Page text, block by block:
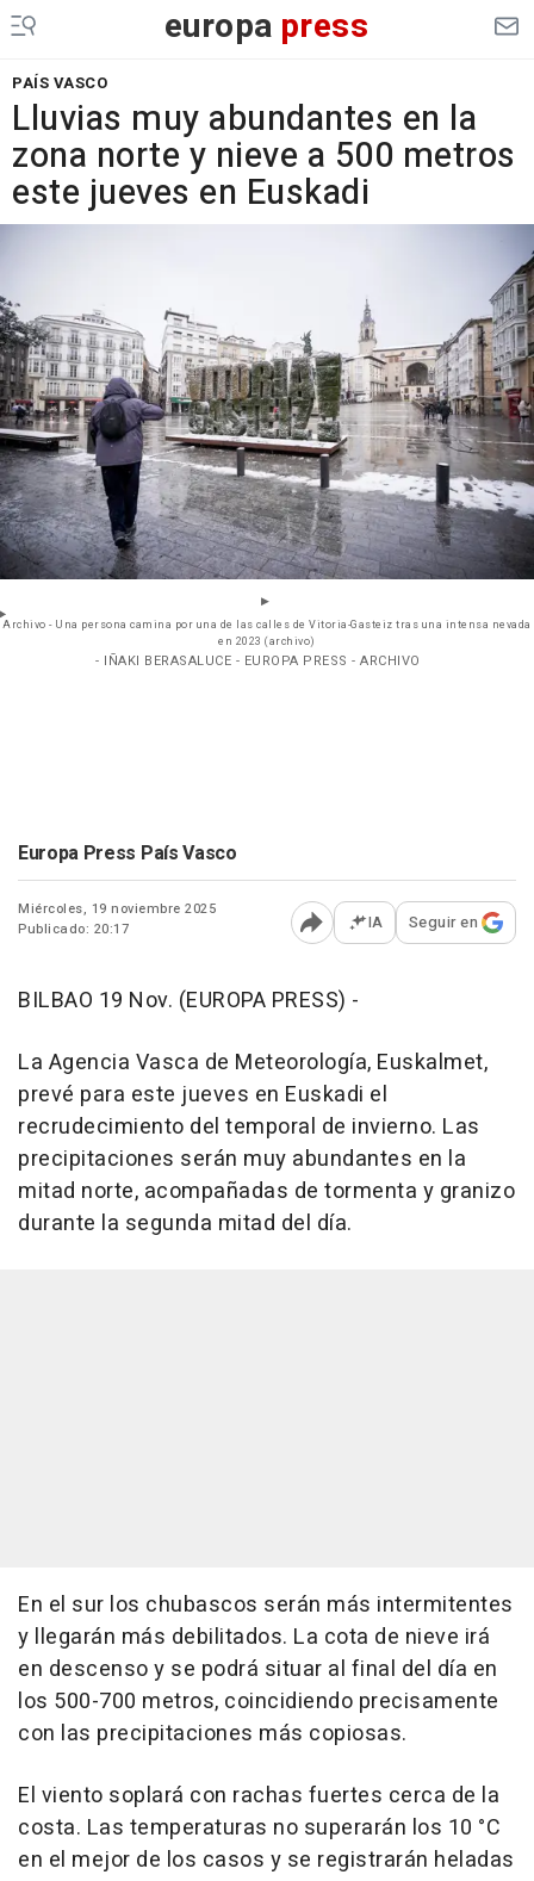
europa press
PAÍS VASCO
Lluvias muy abundantes en la
zona norte y nieve a 500 metros
este jueves en Euskadi
Archivo - Una persona camina por una de las calles de Vitoria-Gasteiz tras una intensa nevada
en 2023 (archivo)
- IÑAKI BERASALUCE - EUROPA PRESS - ARCHIVO
Europa Press País Vasco
Miércoles, 19 noviembre 2025
Publicado: 20:17
Abrir opciones para
IA Seguir en
BILBAO 19 Nov. (EUROPA PRESS) -
La Agencia Vasca de Meteorología, Euskalmet,
prevé para este jueves en Euskadi el
recrudecimiento del temporal de invierno. Las
precipitaciones serán muy abundantes en la
mitad norte, acompañadas de tormenta y granizo
durante la segunda mitad del día.
En el sur los chubascos serán más intermitentes
y llegarán más debilitados. La cota de nieve irá
en descenso y se podrá situar al final del día en
los 500-700 metros, coincidiendo precisamente
con las precipitaciones más copiosas.
El viento soplará con rachas fuertes cerca de la
costa. Las temperaturas no superarán los 10 °C
en el mejor de los casos y se registrarán heladas